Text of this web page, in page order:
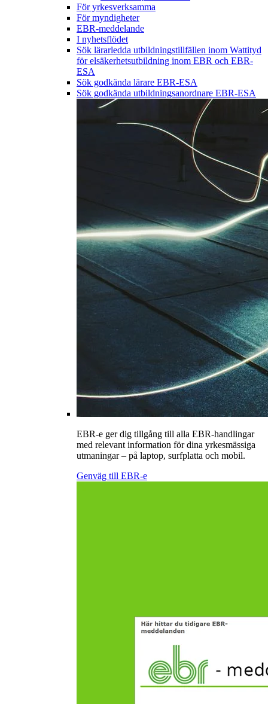
För yrkesverksamma
För myndigheter
EBR-meddelande
I nyhetsflödet
Sök lärarledda utbildningstillfällen inom Wattityd
för elsäkerhetsutbildning inom EBR och EBR-
ESA
Sök godkända lärare EBR-ESA
Sök godkända utbildningsanordnare EBR-ESA
EBR-e ger dig tillgång till alla EBR-handlingar
med relevant information för dina yrkesmässiga
utmaningar – på laptop, surfplatta och mobil.
Genväg till EBR-e